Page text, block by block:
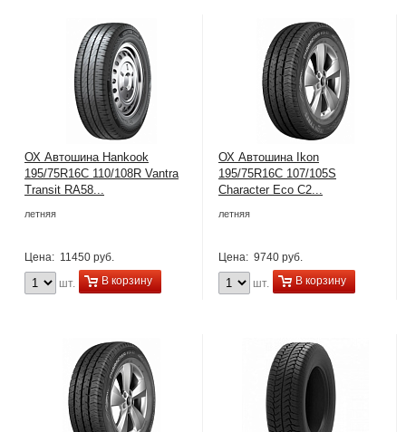
ОХ Автошина Hankook
195/75R16C 110/108R Vantra
Transit RA58...
летняя
Цена: 11450 руб.
шт. В корзину
ОХ Автошина Ikon
195/75R16C 107/105S
Character Eco C2...
летняя
Цена: 9740 руб.
шт. В корзину